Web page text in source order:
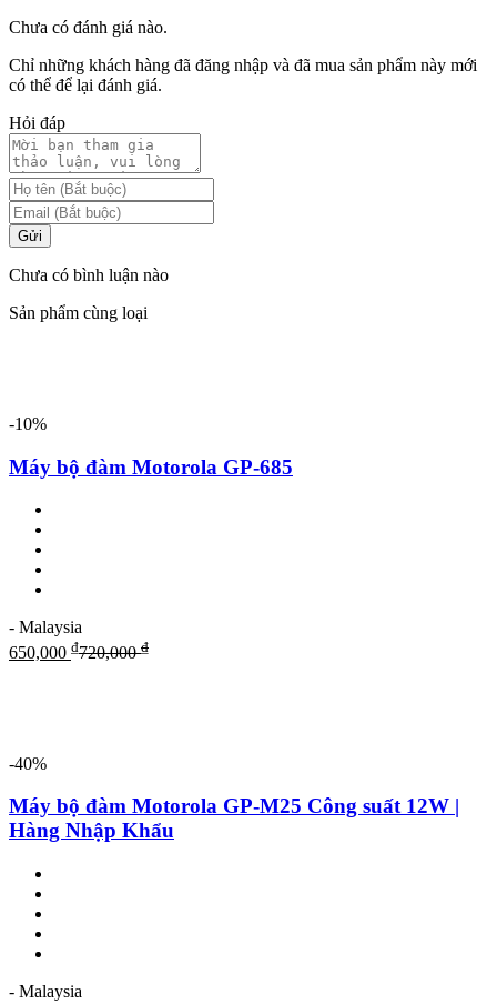
Chưa có đánh giá nào.
Chỉ những khách hàng đã đăng nhập và đã mua sản phẩm này mới
có thể để lại đánh giá.
Hỏi đáp
Gửi
Chưa có bình luận nào
Sản phẩm cùng loại
-10%
Máy bộ đàm Motorola GP-685
- Malaysia
650,000 ₫720,000₫
-40%
Máy bộ đàm Motorola GP-M25 Công suất 12W |
Hàng Nhập Khẩu
- Malaysia